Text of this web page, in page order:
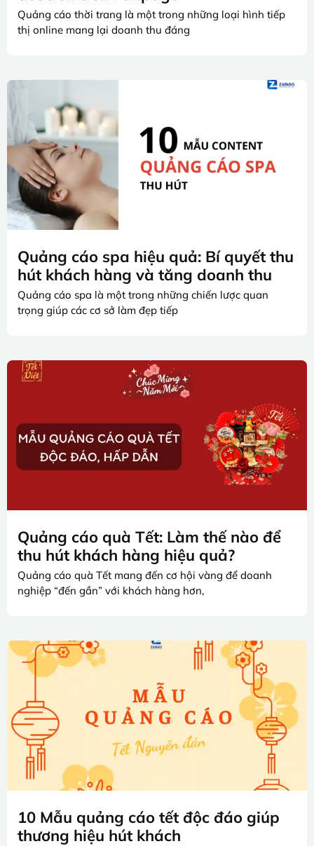
Quảng cáo thời trang là một trong những loại hình tiếp
thị online mang lại doanh thu đáng
Quảng cáo spa hiệu quả: Bí quyết thu
hút khách hàng và tăng doanh thu
Quảng cáo spa là một trong những chiến lược quan
trọng giúp các cơ sở làm đẹp tiếp
Quảng cáo quà Tết: Làm thế nào để
thu hút khách hàng hiệu quả?
Quảng cáo quà Tết mang đến cơ hội vàng để doanh
nghiệp “đến gần” với khách hàng hơn,
10 Mẫu quảng cáo tết độc đáo giúp
thương hiệu hút khách